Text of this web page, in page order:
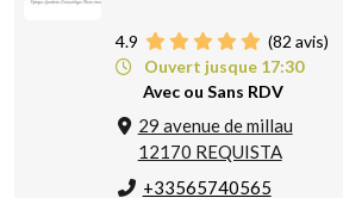
4.9 (82 avis)
Ouvert jusque 17:30
Avec ou Sans RDV
29 avenue de millau
12170 REQUISTA
+33565740565